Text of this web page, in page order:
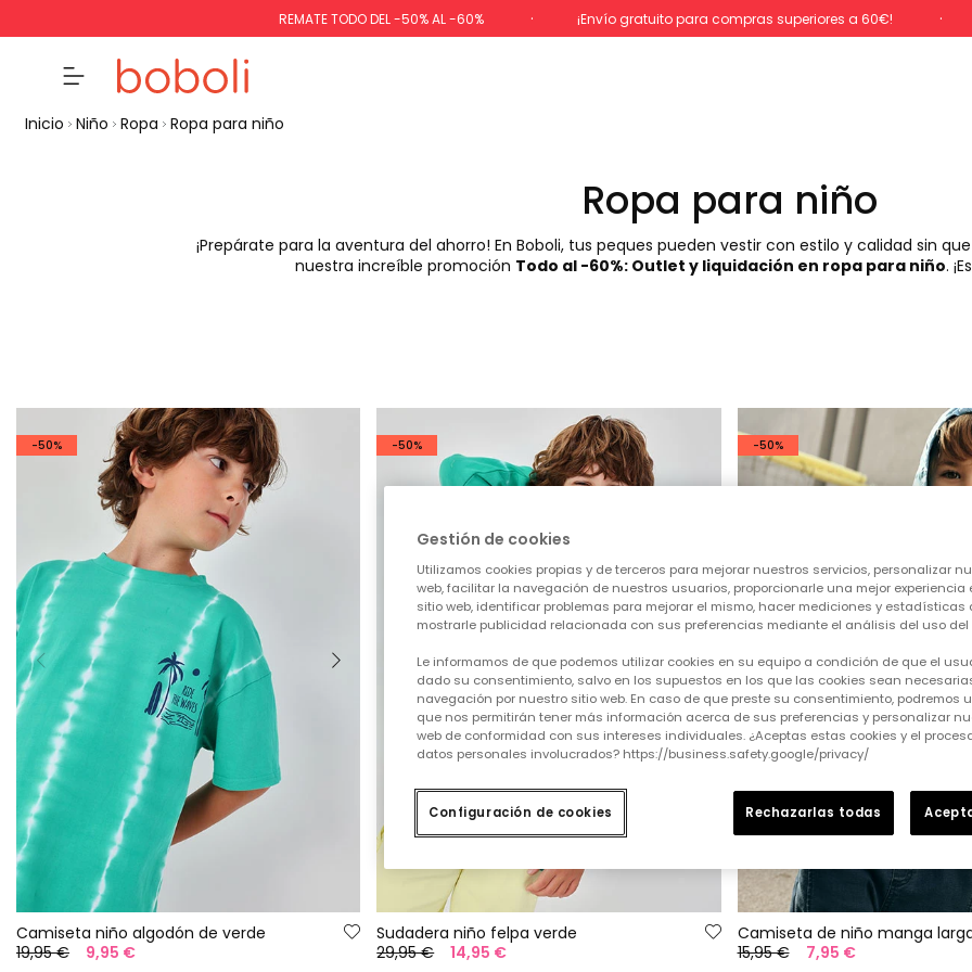
REMATE TODO DEL -50% AL -60% ¡Envío gratuito para compras superiores a 60€!
Inicio Niño Ropa Ropa para niño
Ropa para niño
¡Prepárate para la aventura del ahorro! En Boboli, tus peques pueden vestir con estilo y calidad sin
nuestra increíble promoción Todo al -60%: Outlet y liquidación en ropa para niño.
-50%
Camiseta niño algodón de verde
19,95 €
9,95 €
-50%
Sudadera niño felpa verde
29,95 €
14,95 €
-50%
15,95 € 7,95 €
Gestión de cookies
Utilizamos cookies propias y de terceros para mejorar nuestros servicios, personalizar
web, facilitar la navegación de nuestros usuarios, proporcionarle una mejor experiencia
sitio web, identificar problemas para mejorar el mismo, hacer mediciones y estadísticas
mostrarle publicidad relacionada con sus preferencias mediante el análisis del uso del
Le informamos de que podemos utilizar cookies en su equipo a condición de que el
dado su consentimiento, salvo en los supuestos en los que las cookies sean
navegación por nuestro sitio web. En caso de que preste su consentimiento, podremos
que nos permitirán tener más información acerca de sus preferencias y personalizar
web de conformidad con sus intereses individuales. ¿Aceptas estas cookies y el
datos personales involucrados? https://business.safety.google/privacy/
Configuración de cookies Rechazarlas todas